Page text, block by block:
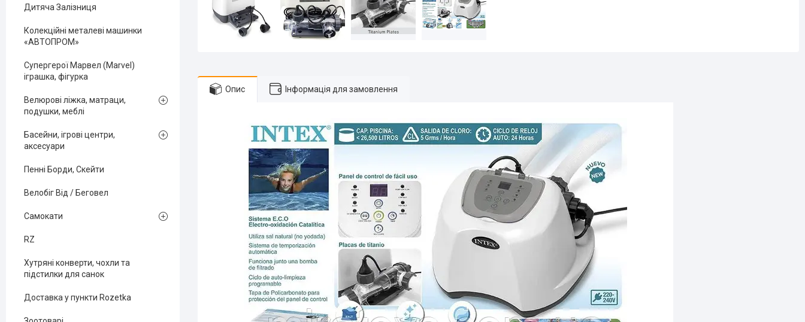
Опис Інформація для замовлення
Дитяча Залізниця
Колекційні металеві машинки
«АВТОПРОМ»
Супергерої Марвел (Marvel)
іграшка, фігурка
Велюрові ліжка, матраци,
подушки, меблі
Басейни, ігрові центри,
аксесуари
Пенні Борди, Скейти
Велобіг Від / Беговел
Самокати
RZ
Хутряні конверти, чохли та
підстилки для санок
Доставка у пункти Rozetka